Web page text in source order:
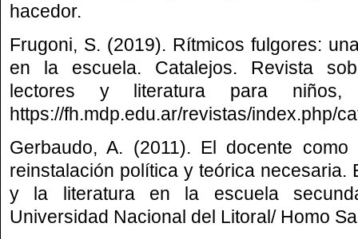
hacedor.
Frugoni, S. (2019). Rítmicos fulgores:
en la escuela. Catalejos. Revista
lectores y literatura para
https://fh.mdp.edu.ar/revistas/index.php/
Gerbaudo, A. (2011). El docente
reinstalación política y teórica necesaria.
y la literatura en la escuela
Universidad Nacional del Litoral/ Homo